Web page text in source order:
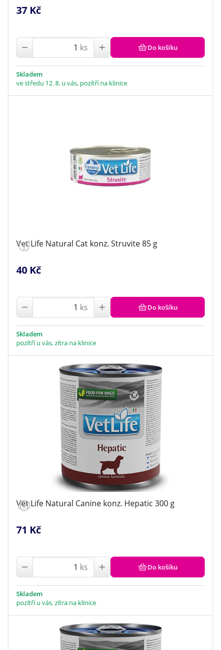
37 Kč
ks Do košíku
Skladem
ve středu 12. 8. u vás, pozítří na klinice
Vet Life Natural Cat konz. Struvite 85 g
40 Kč
ks Do košíku
Skladem
pozítří u vás, zítra na klinice
Vet Life Natural Canine konz. Hepatic 300 g
71 Kč
ks Do košíku
Skladem
pozítří u vás, zítra na klinice